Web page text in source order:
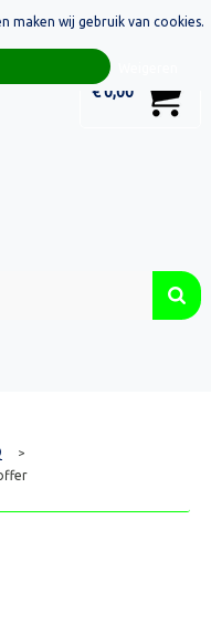
€ 0,00
>
maken wij gebruik van cookies.